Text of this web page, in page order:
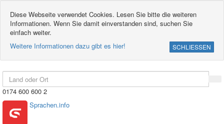
Diese Webseite verwendet Cookies. Lesen Sie bitte die weiteren
Informationen. Wenn Sie damit einverstanden sind, suchen Sie
einfach weiter.
Weitere Informationen dazu gibt es hier!
SCHLIESSEN
0174 600 600 2
Sprachen.info